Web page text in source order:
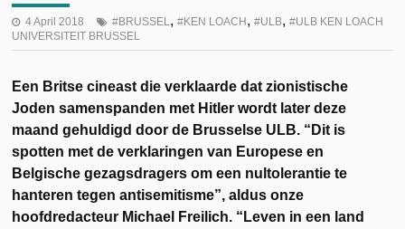
4 April 2018 BRUSSEL, KEN LOACH , ULB, ULB KEN LOACH
UNIVERSITEIT BRUSSEL
Een Britse cineast die verklaarde dat zionistische
Joden samenspanden met Hitler wordt later deze
maand gehuldigd door de Brusselse ULB. “Dit is
spotten met de verklaringen van Europese en
Belgische gezagsdragers om een nultolerantie te
hanteren tegen antisemitisme”, aldus onze
hoofdredacteur Michael Freilich. “Leven in een land